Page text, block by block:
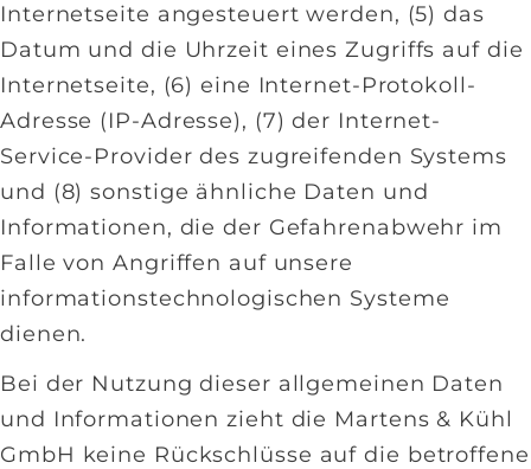
Internetseite angesteuert werden, (5) das
Datum und die Uhrzeit eines Zugriffs auf die
Internetseite, (6) eine Internet-Protokoll-
Adresse (IP-Adresse), (7) der Internet-
Service-Provider des zugreifenden Systems
und (8) sonstige ähnliche Daten und
Informationen, die der Gefahrenabwehr im
Falle von Angriffen auf unsere
informationstechnologischen Systeme
dienen.
Bei der Nutzung dieser allgemeinen Daten
und Informationen zieht die Martens & Kühl
GmbH keine Rückschlüsse auf die betroffene